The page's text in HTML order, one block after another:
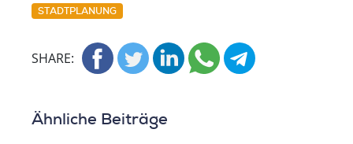
STADTPLANUNG
SHARE:
Ähnliche Beiträge